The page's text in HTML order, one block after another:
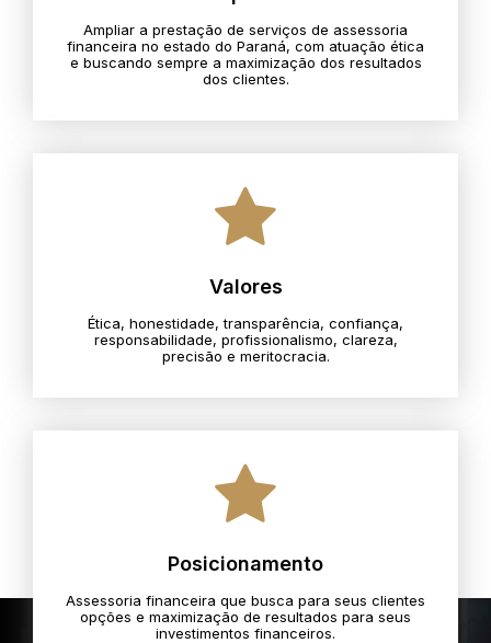
Ampliar a prestação de serviços de assessoria
financeira no estado do Paraná, com atuação ética
e buscando sempre a maximização dos resultados
dos clientes.
Valores
Ética, honestidade, transparência, confiança,
responsabilidade, profissionalismo, clareza,
precisão e meritocracia.​
Posicionamento
Assessoria financeira que busca para seus clientes
opções e maximização de resultados para seus
investimentos financeiros.